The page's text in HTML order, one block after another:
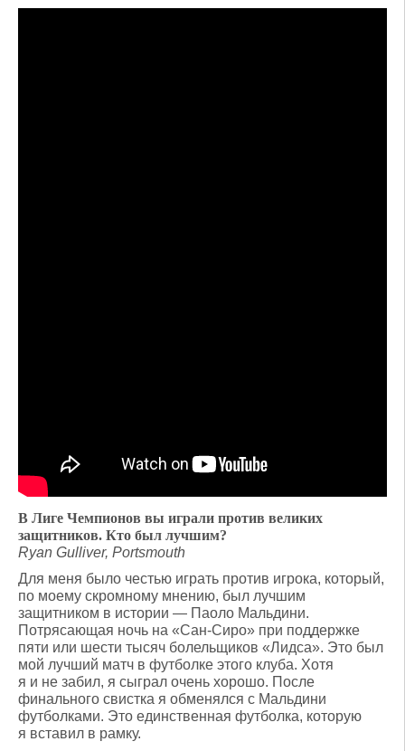
В Лиге Чемпионов вы играли против великих
защитников. Кто был лучшим?
Ryan Gulliver, Portsmouth
Для меня было честью играть против игрока, который,
по моему скромному мнению, был лучшим
защитником в истории — Паоло Мальдини.
Потрясающая ночь на «Сан-Сиро» при поддержке
пяти или шести тысяч болельщиков «Лидса». Это был
мой лучший матч в футболке этого клуба. Хотя
я и не забил, я сыграл очень хорошо. После
финального свистка я обменялся с Мальдини
футболками. Это единственная футболка, которую
я вставил в рамку.